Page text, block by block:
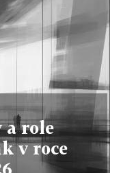
a role
v roce